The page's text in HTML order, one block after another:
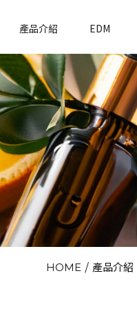
產品介紹 EDM
HOME / 產品介紹